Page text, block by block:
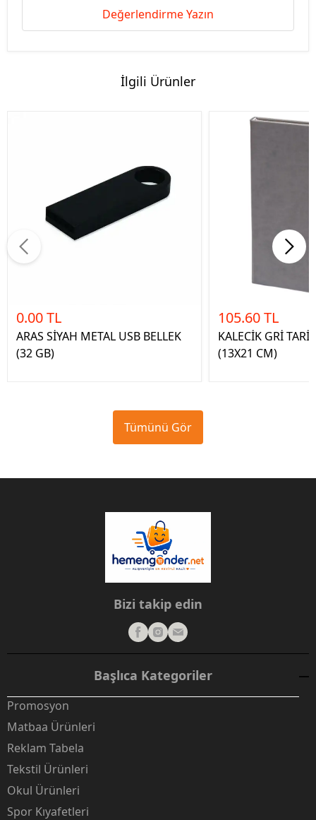
Değerlendirme Yazın
İlgili Ürünler
0.00 TL
ARAS SİYAH METAL USB BELLEK
(32 GB)
105.60 TL
KALECİK GRİ
(13X21 CM)
Tümünü Gör
Bizi takip edin
Başlıca Kategoriler
Promosyon
Matbaa Ürünleri
Reklam Tabela
Tekstil Ürünleri
Okul Ürünleri
Spor Kıyafetleri